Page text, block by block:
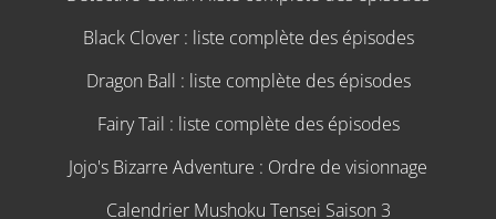
Black Clover : liste complète des épisodes
Dragon Ball : liste complète des épisodes
Fairy Tail : liste complète des épisodes
Jojo's Bizarre Adventure : Ordre de visionnage
Calendrier Mushoku Tensei Saison 3